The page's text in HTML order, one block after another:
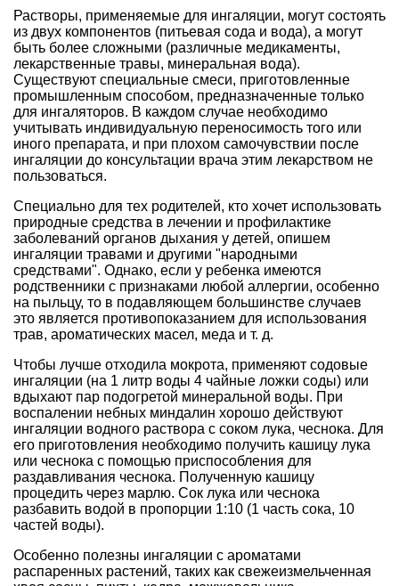
Растворы, применяемые для ингаляции, могут состоять
из двух компонентов (питьевая сода и вода), а могут
быть более сложными (различные медикаменты,
лекарственные травы, минеральная вода).
Существуют специальные смеси, приготовленные
промышленным способом, предназначенные только
для ингаляторов. В каждом случае необходимо
учитывать индивидуальную переносимость того или
иного препарата, и при плохом самочувствии после
ингаляции до консультации врача этим лекарством не
пользоваться.
Специально для тех родителей, кто хочет использовать
природные средства в лечении и профилактике
заболеваний органов дыхания у детей, опишем
ингаляции травами и другими "народными
средствами". Однако, если у ребенка имеются
родственники с признаками любой аллергии, особенно
на пыльцу, то в подавляющем большинстве случаев
это является противопоказанием для использования
трав, ароматических масел, меда и т. д.
Чтобы лучше отходила мокрота, применяют содовые
ингаляции (на 1 литр воды 4 чайные ложки соды) или
вдыхают пар подогретой минеральной воды. При
воспалении небных миндалин хорошо действуют
ингаляции водного раствора с соком лука, чеснока. Для
его приготовления необходимо получить кашицу лука
или чеснока с помощью приспособления для
раздавливания чеснока. Полученную кашицу
процедить через марлю. Сок лука или чеснока
разбавить водой в пропорции 1:10 (1 часть сока, 10
частей воды).
Особенно полезны ингаляции с ароматами
распаренных растений, таких как свежеизмельченная